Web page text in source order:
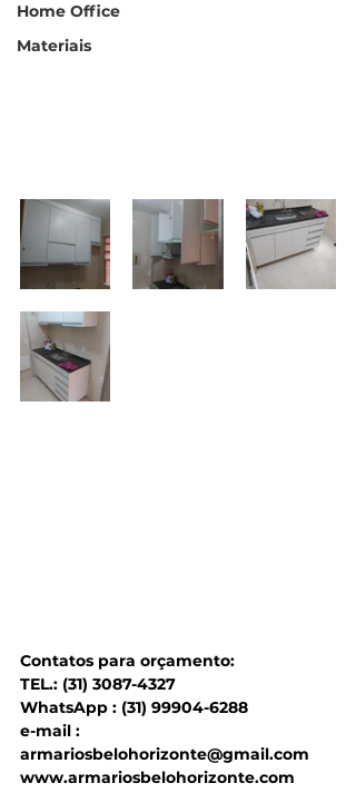
Home Office
Materiais
Contatos para orçamento:
TEL.: (31) 3087-4327
WhatsApp : (31) 99904-6288
e-mail :
armariosbelohorizonte@gmail.com
www.armariosbelohorizonte.com